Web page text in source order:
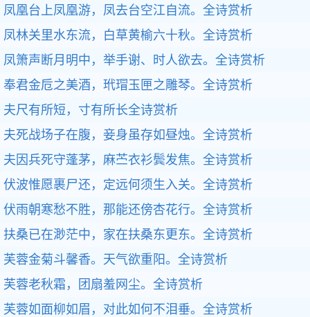
凤凰台上凤凰游，凤去台空江自流。 全诗赏析
凤林关里水东流，白草黄榆六十秋。 全诗赏析
凤箫声断月明中，举手谢、时人欲去。 全诗赏析
奉君金卮之美酒，玳瑁玉匣之雕琴。 全诗赏析
夫尺有所短，寸有所长全诗赏析
夫死战场子在腹，妾身虽存如昼烛。 全诗赏析
夫因兵死守蓬茅，麻苎衣衫鬓发焦。 全诗赏析
伏波惟愿裹尸还，定远何须生入关。 全诗赏析
伏雨朝寒愁不胜，那能还傍杏花行。 全诗赏析
扶桑已在渺茫中，家在扶桑东更东。 全诗赏析
芙蓉金菊斗馨香。天气欲重阳。 全诗赏析
芙蓉老秋霜，团扇羞网尘。 全诗赏析
芙蓉如面柳如眉，对此如何不泪垂。 全诗赏析